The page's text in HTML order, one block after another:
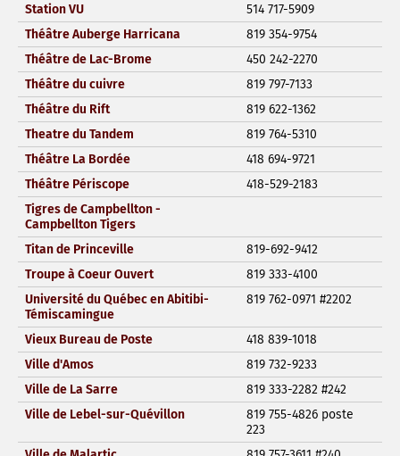
Station VU
514 717-5909
Théâtre Auberge Harricana
819 354-9754
Théâtre de Lac-Brome
450 242-2270
Théâtre du cuivre
819 797-7133
Théâtre du Rift
819 622-1362
Theatre du Tandem
819 764-5310
Théâtre La Bordée
418 694-9721
Théâtre Périscope
418-529-2183
Tigres de Campbellton -
Campbellton Tigers
Titan de Princeville
819-692-9412
Troupe à Coeur Ouvert
819 333-4100
Université du Québec en Abitibi-
Témiscamingue
819 762-0971 #2202
Vieux Bureau de Poste
418 839-1018
Ville d'Amos
819 732-9233
Ville de La Sarre
819 333-2282 #242
Ville de Lebel-sur-Quévillon
819 755-4826 poste
223